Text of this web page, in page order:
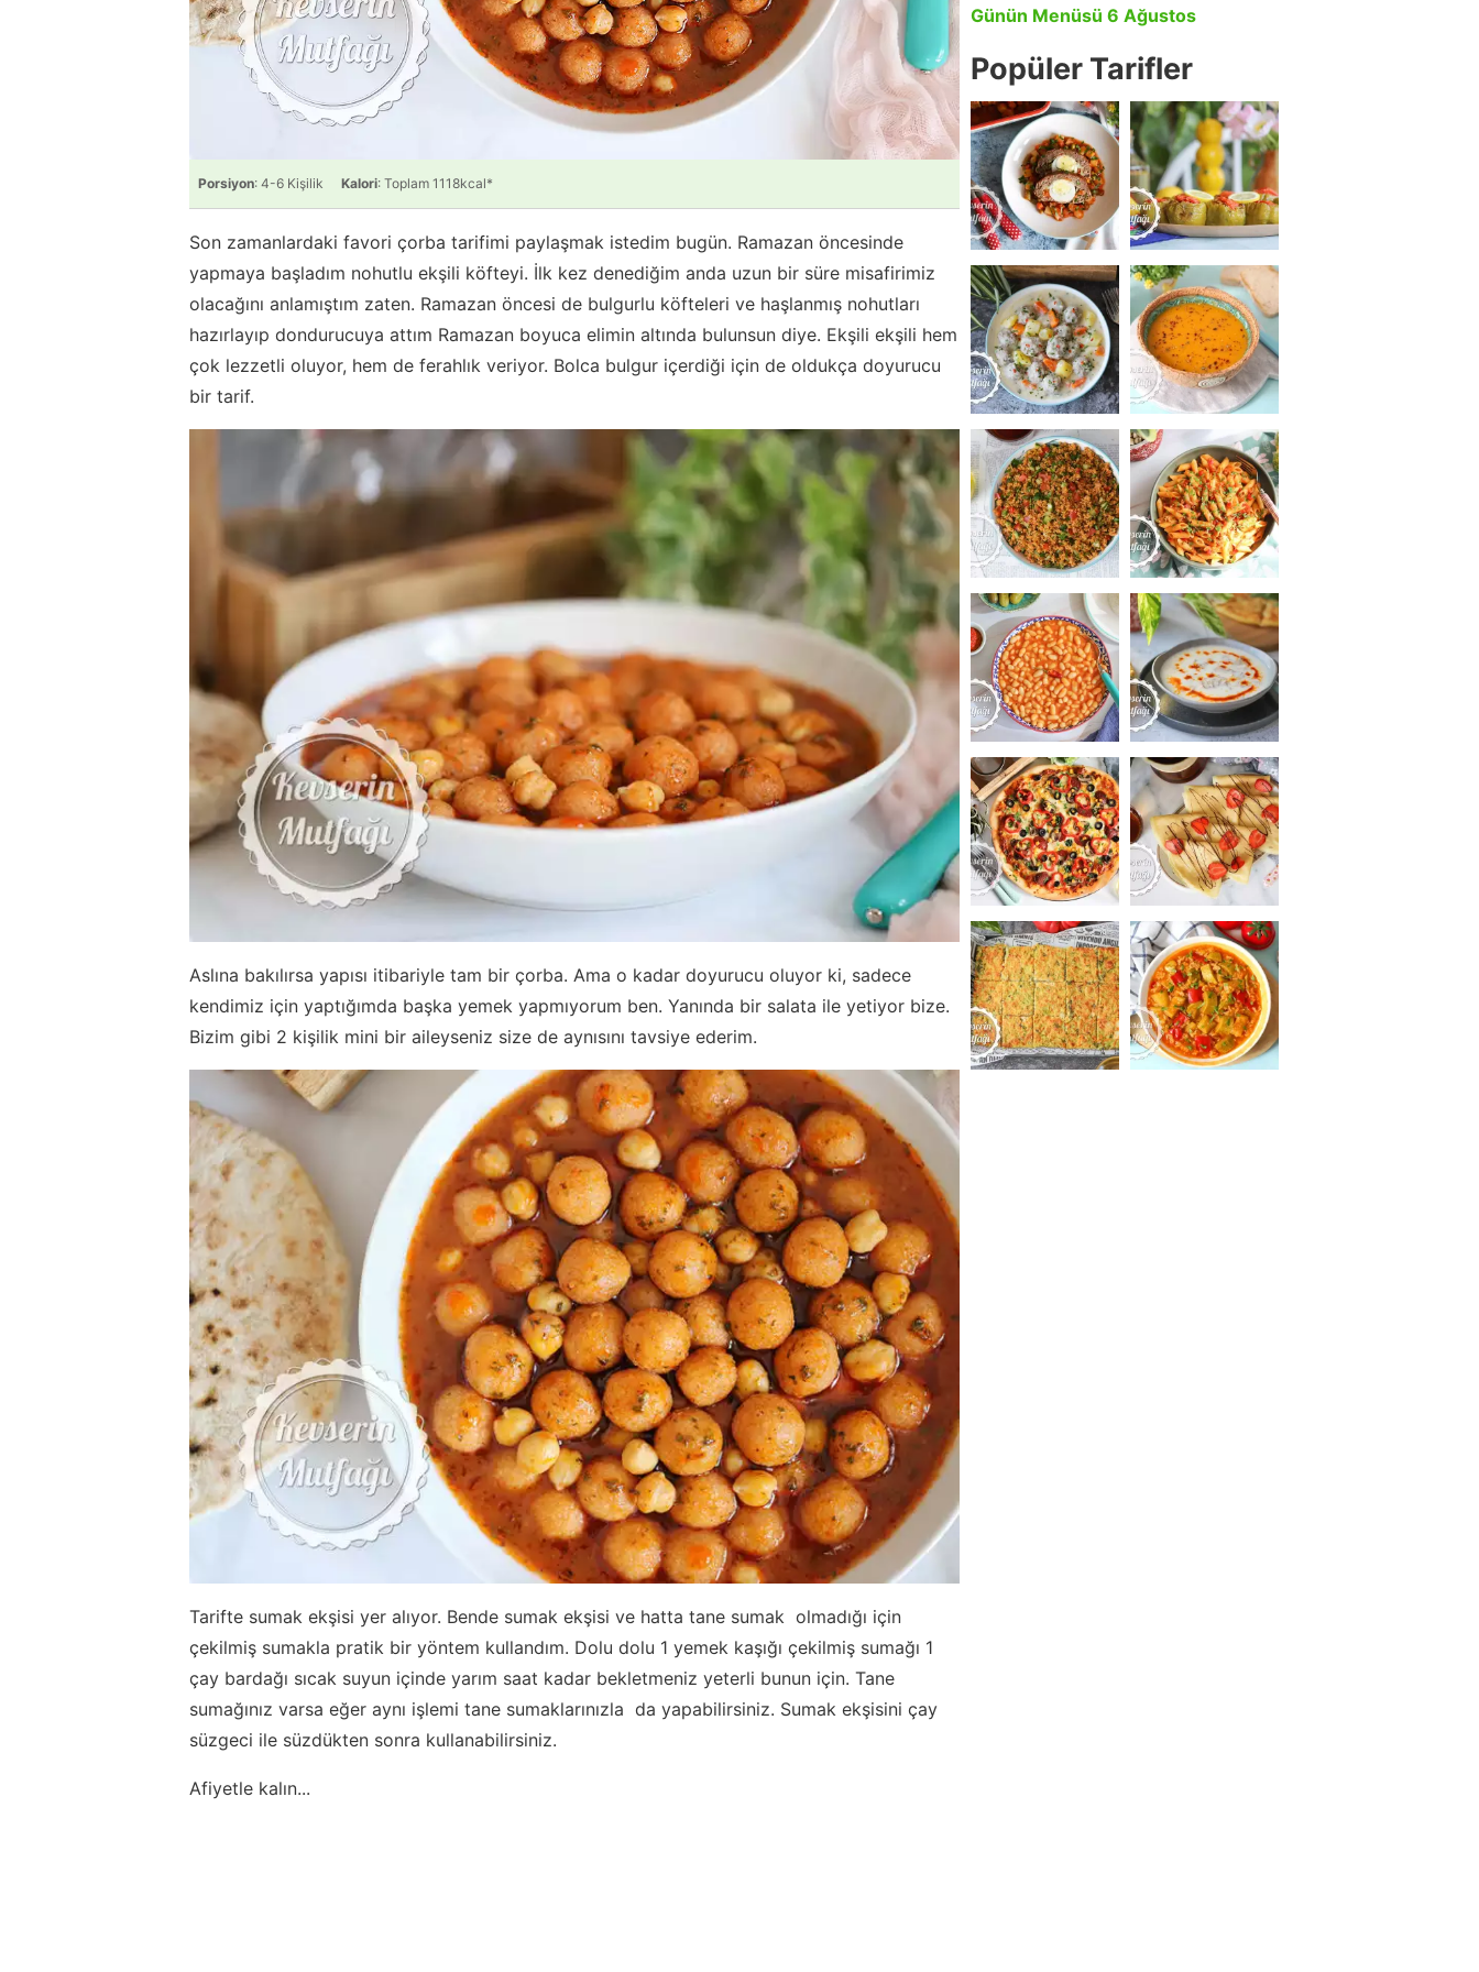
Porsiyon: 4-6 Kişilik Kalori: Toplam 1118kcal*
Son zamanlardaki favori çorba tarifimi paylaşmak istedim bugün. Ramazan öncesinde
yapmaya başladım nohutlu ekşili köfteyi. İlk kez denediğim anda uzun bir süre misafirimiz
olacağını anlamıştım zaten. Ramazan öncesi de bulgurlu köfteleri ve haşlanmış nohutları
hazırlayıp dondurucuya attım Ramazan boyuca elimin altında bulunsun diye. Ekşili ekşili hem
çok lezzetli oluyor, hem de ferahlık veriyor. Bolca bulgur içerdiği için de oldukça doyurucu
bir tarif.
Aslına bakılırsa yapısı itibariyle tam bir çorba. Ama o kadar doyurucu oluyor ki, sadece
kendimiz için yaptığımda başka yemek yapmıyorum ben. Yanında bir salata ile yetiyor bize.
Bizim gibi 2 kişilik mini bir aileyseniz size de aynısını tavsiye ederim.
Tarifte sumak ekşisi yer alıyor. Bende sumak ekşisi ve hatta tane sumak olmadığı için
çekilmiş sumakla pratik bir yöntem kullandım. Dolu dolu 1 yemek kaşığı çekilmiş sumağı 1
çay bardağı sıcak suyun içinde yarım saat kadar bekletmeniz yeterli bunun için. Tane
sumağınız varsa eğer aynı işlemi tane sumaklarınızla da yapabilirsiniz. Sumak ekşisini çay
süzgeci ile süzdükten sonra kullanabilirsiniz.
Afiyetle kalın...
Günün Menüsü 6 Ağustos
Popüler Tarifler